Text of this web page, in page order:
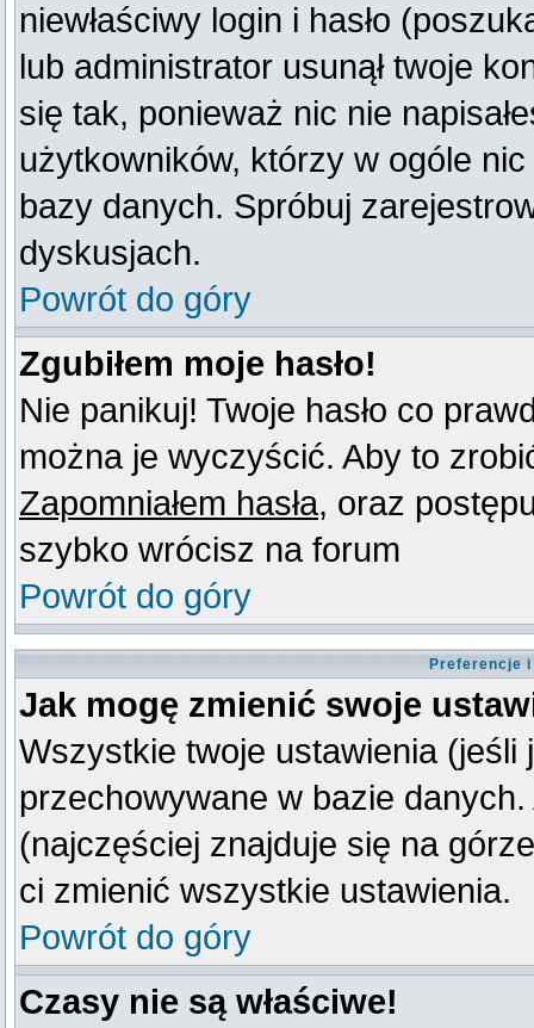
niewłaściwy login i hasło
lub administrator usunął twoje
się tak, ponieważ nic nie
użytkowników, którzy w ogóle
bazy danych. Spróbuj
dyskusjach.
Powrót do góry
Zgubiłem moje hasło!
Nie panikuj! Twoje hasło co
można je wyczyścić. Aby to
Zapomniałem hasła, oraz
szybko wrócisz na forum
Powrót do góry
Preferencje
Jak mogę zmienić swoje
Wszystkie twoje ustawienia
przechowywane w bazie
(najczęściej znajduje się na
ci zmienić wszystkie ustawienia.
Powrót do góry
Czasy nie są właściwe!